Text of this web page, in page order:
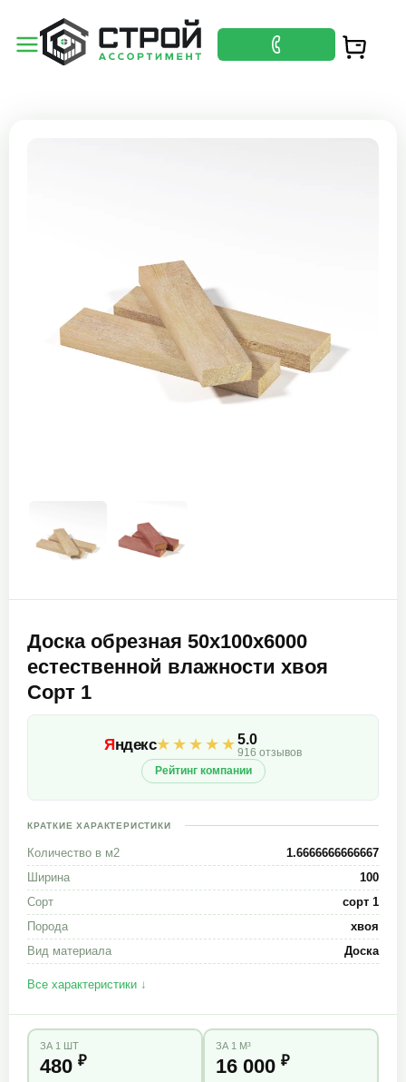
Доска обрезная 50х100х6000
естественной влажности хвоя
Сорт 1
Яндекс★★★★★5.0
916 отзывов
Рейтинг компании
КРАТКИЕ ХАРАКТЕРИСТИКИ
Количество в м2
1.6666666666667
Ширина
100
Сорт
сорт 1
Порода
хвоя
Вид материала
Доска
Все характеристики ↓
ЗА 1 ШТ
480 ₽
ЗА 1 М³
16 000 ₽